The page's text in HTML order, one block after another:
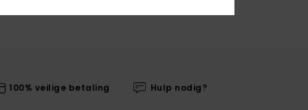
100% veilige betaling Hulp nodig?